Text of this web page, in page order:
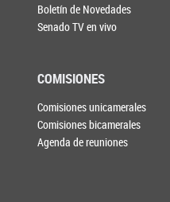
Boletín de Novedades
Senado TV en vivo
COMISIONES
Comisiones unicamerales
Comisiones bicamerales
Agenda de reuniones